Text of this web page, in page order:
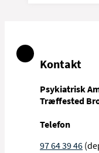
Kontakt
Psykiatrisk
Træffested
Telefon
97 64 39 46